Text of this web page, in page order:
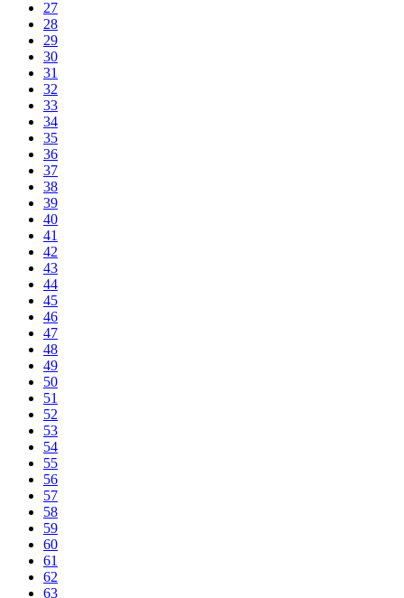
27
28
29
30
31
32
33
34
35
36
37
38
39
40
41
42
43
44
45
46
47
48
49
50
51
52
53
54
55
56
57
58
59
60
61
62
63